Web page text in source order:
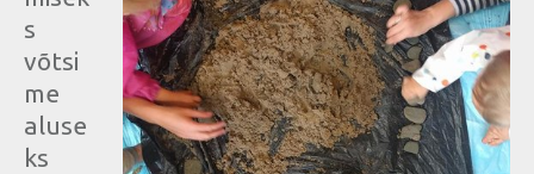
s
võtsi
me
aluse
ks